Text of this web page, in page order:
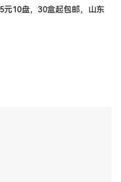
元10盘，30盒起包邮，山东